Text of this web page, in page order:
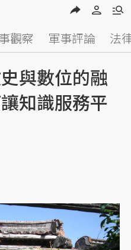
觀察 軍事評論 法
與數位的融
知識服務平